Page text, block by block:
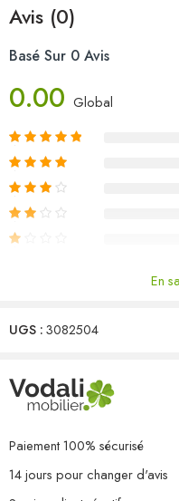
Matériau : bois de pin massif
Dimensions du canapé
Capacité de charge
La livraison contient :
2 x canapé central
2 x canapé d’angle
Avis (0)
Basé Sur 0 Avis
0.00 Global
Il n'y a pas encore de critiques.
En
UGS :3082504
Paiement 100% sécurisé
14 jours pour changer d'avis